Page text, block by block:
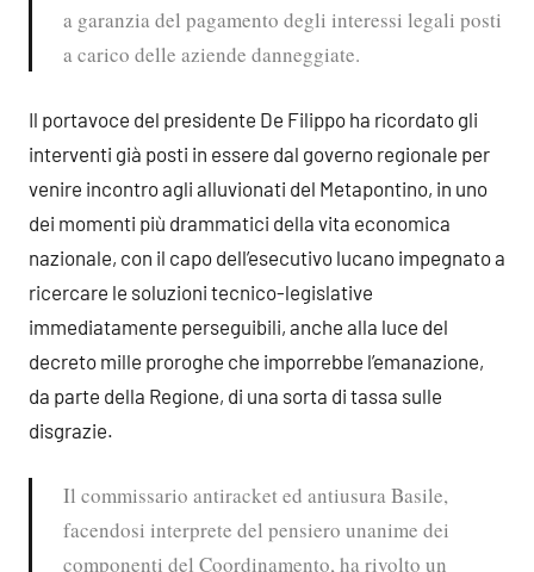
a garanzia del pagamento degli interessi legali posti
a carico delle aziende danneggiate.
Il portavoce del presidente De Filippo ha ricordato gli
interventi già posti in essere dal governo regionale per
venire incontro agli alluvionati del Metapontino, in uno
dei momenti più drammatici della vita economica
nazionale, con il capo dell’esecutivo lucano impegnato a
ricercare le soluzioni tecnico-legislative
immediatamente perseguibili, anche alla luce del
decreto mille proroghe che imporrebbe l’emanazione,
da parte della Regione, di una sorta di tassa sulle
disgrazie.
Il commissario antiracket ed antiusura Basile,
facendosi interprete del pensiero unanime dei
componenti del Coordinamento, ha rivolto un